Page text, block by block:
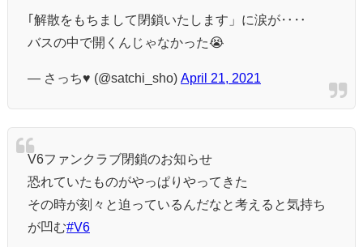
｢解散をもちまして閉鎖いたします」に涙が‥‥
バスの中で開くんじゃなかった😭
— さっち♥ (@satchi_sho) April 21, 2021
V6ファンクラブ閉鎖のお知らせ
恐れていたものがやっぱりやってきた
その時が刻々と迫っているんだなと考えると気持ち
が凹む#V6